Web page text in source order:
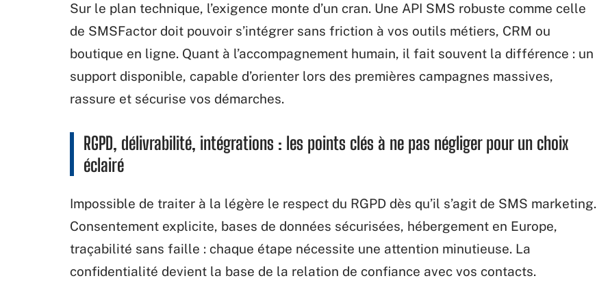
Sur le plan technique, l’exigence monte d’un cran. Une API SMS robuste comme celle
de SMSFactor doit pouvoir s’intégrer sans friction à vos outils métiers, CRM ou
boutique en ligne. Quant à l’accompagnement humain, il fait souvent la différence : un
support disponible, capable d’orienter lors des premières campagnes massives,
rassure et sécurise vos démarches.
RGPD, délivrabilité, intégrations : les points clés à ne pas négliger pour un choix
éclairé
Impossible de traiter à la légère le respect du RGPD dès qu’il s’agit de SMS marketing.
Consentement explicite, bases de données sécurisées, hébergement en Europe,
traçabilité sans faille : chaque étape nécessite une attention minutieuse. La
confidentialité devient la base de la relation de confiance avec vos contacts.